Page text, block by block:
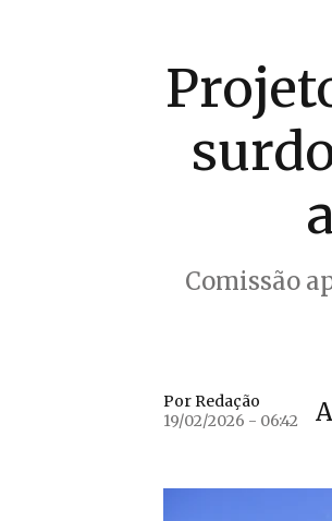
Comissão
Por Redação
19/02/2026 - 06:42